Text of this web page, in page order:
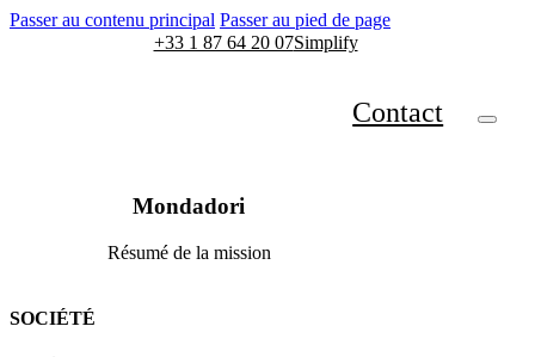
Passer au contenu principal Passer au pied de page
+33 1 87 64 20 07Simplify
Contact
Mondadori
Résumé de la mission
SOCIÉTÉ